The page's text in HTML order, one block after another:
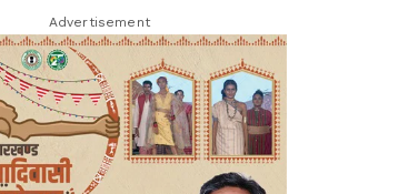
Advertisement